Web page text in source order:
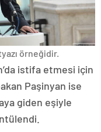
örneğidir.
istifa etmesi için
Paşinyan ise
giden eşiyle